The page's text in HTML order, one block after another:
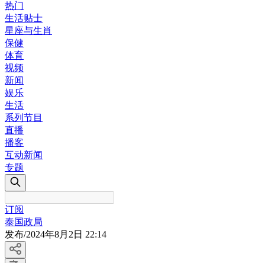
热门
生活贴士
星座与生肖
保健
体育
视频
新闻
娱乐
生活
系列节目
直播
播客
互动新闻
专题
订阅
泰国政局
发布/2024年8月2日 22:14